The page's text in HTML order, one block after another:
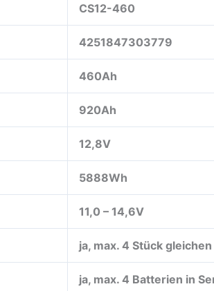
CS12-460
4251847303779
460Ah
920Ah
12,8V
5888Wh
11,0 – 14,6V
ja, max. 4 Stück
ja, max. 4 Batterien in